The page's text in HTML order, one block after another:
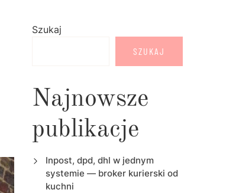
Szukaj
SZUKAJ
Najnowsze
publikacje
Inpost, dpd, dhl w jednym
systemie — broker kurierski od
kuchni